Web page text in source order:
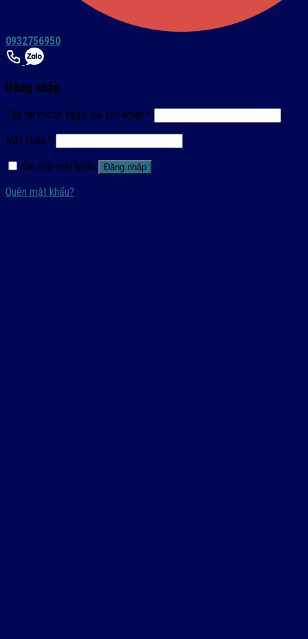
0932756950
Đăng nhập
Tên tài khoản hoặc địa chỉ email *
Mật khẩu *
Ghi nhớ mật khẩu
Đăng nhập
Quên mật khẩu?